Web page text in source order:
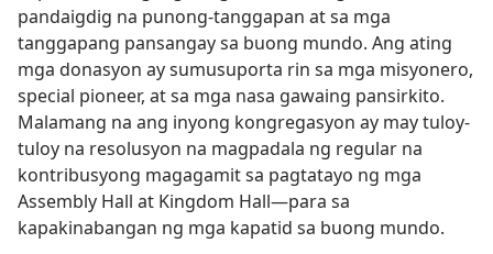
pandaigdig na punong-tanggapan at sa mga
tanggapang pansangay sa buong mundo. Ang ating
mga donasyon ay sumusuporta rin sa mga misyonero,
special pioneer, at sa mga nasa gawaing pansirkito.
Malamang na ang inyong kongregasyon ay may tuloy-
tuloy na resolusyon na magpadala ng regular na
kontribusyong magagamit sa pagtatayo ng mga
Assembly Hall at Kingdom Hall—para sa
kapakinabangan ng mga kapatid sa buong mundo.